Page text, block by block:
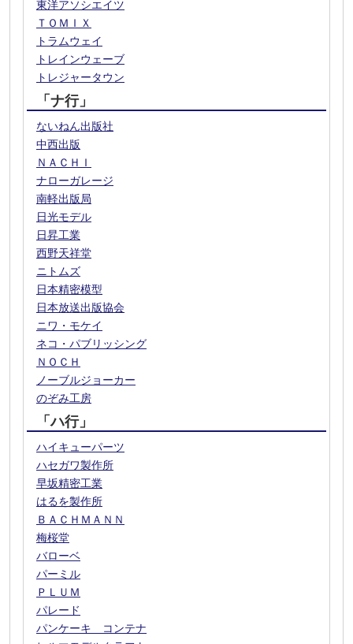
東洋アソシエイツ
ＴＯＭＩＸ
トラムウェイ
トレインウェーブ
トレジャータウン
「ナ行」
ないねん出版社
中西出版
ＮＡＣＨＩ
ナローガレージ
南軽出版局
日光モデル
日昇工業
西野天祥堂
ニトムズ
日本精密模型
日本放送出版協会
ニワ・モケイ
ネコ・パブリッシング
ＮＯＣＨ
ノーブルジョーカー
のぞみ工房
「ハ行」
ハイキューパーツ
ハセガワ製作所
早坂精密工業
はるを製作所
ＢＡＣＨＭＡＮＮ
梅桜堂
バローベ
パーミル
ＰＬＵＭ
パレード
パンケーキ コンテナ